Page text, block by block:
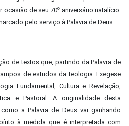
de seu 70º aniversário natalício.
pelo serviço à Palavra de Deus.
de textos que, partindo da Palavra de
de estudos da teologia: Exegese
Fundamental, Cultura e Revelação,
e Pastoral. A originalidade desta
a Palavra de Deus vai ganhando
à medida que é interpretada com